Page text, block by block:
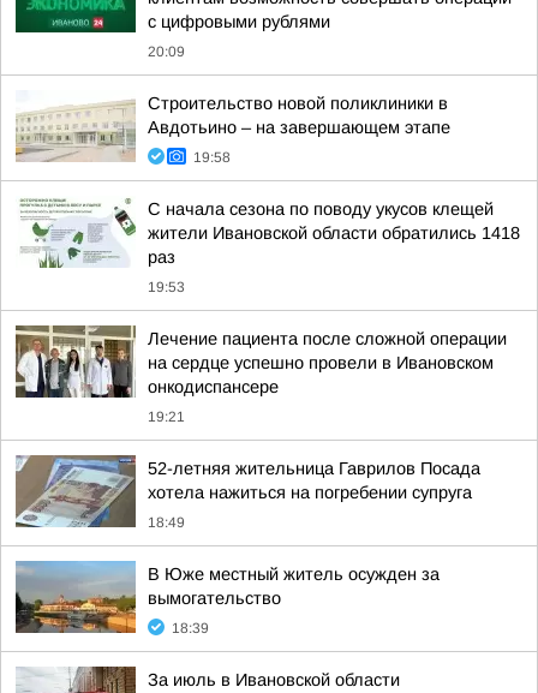
с цифровыми рублями
20:09
Строительство новой поликлиники в
Авдотьино – на завершающем этапе
19:58
С начала сезона по поводу укусов клещей
жители Ивановской области обратились 1418
раз
19:53
Лечение пациента после сложной операции
на сердце успешно провели в Ивановском
онкодиспансере
19:21
52-летняя жительница Гаврилов Посада
хотела нажиться на погребении супруга
18:49
В Юже местный житель осужден за
вымогательство
18:39
За июль в Ивановской области